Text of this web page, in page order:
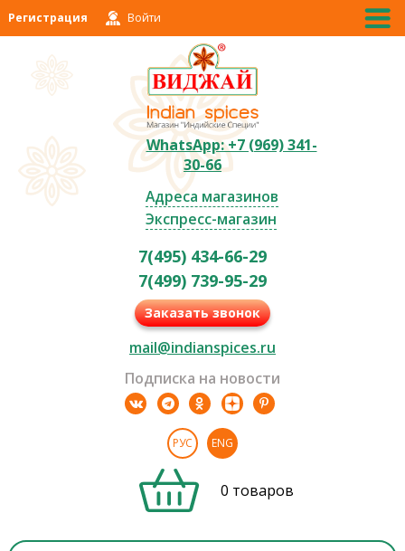
Регистрация Войти
WhatsApp: +7 (969) 341-
30-66
Адреса магазинов
Экспресс-магазин
7(495) 434-66-29
7(499) 739-95-29
Заказать звонок
mail@indianspices.ru
Подписка на новости
РУС ENG
0 товаров